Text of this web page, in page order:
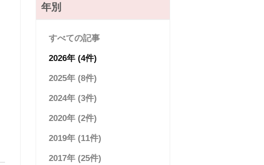
年別
すべての記事
2026年 (4件)
2025年 (8件)
2024年 (3件)
2020年 (2件)
2019年 (11件)
2017年 (25件)